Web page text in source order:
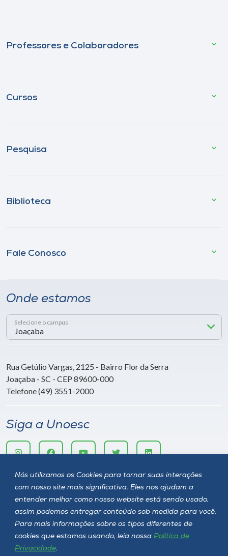
Nós utilizamos os Cookies para tornar suas interações
com nosso site mais significativa. Eles nos ajudam a
entender melhor como nosso website está sendo usado,
assim podemos entregar conteúdo sob medida para você.
Para mais informações sobre os tipos diferentes de
cookies que estamos usando, leia nossa Política de
Privacidade.
Professores e Colaboradores
Cursos
Pesquisa
Biblioteca
Fale Conosco
Onde estamos
Selecione o campus
Rua Getúlio Vargas, 2125 - Bairro Flor da Serra
Joaçaba - SC - CEP 89600-000
Telefone (49) 3551-2000
Siga a Unoesc
Política de privacidade